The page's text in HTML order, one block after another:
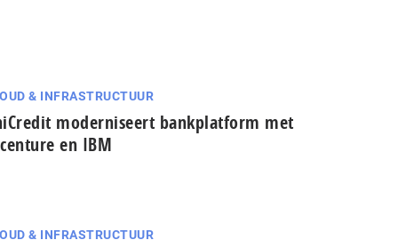
& INFRASTRUCTUUR
moderniseert bankplatform met
en IBM
& INFRASTRUCTUUR